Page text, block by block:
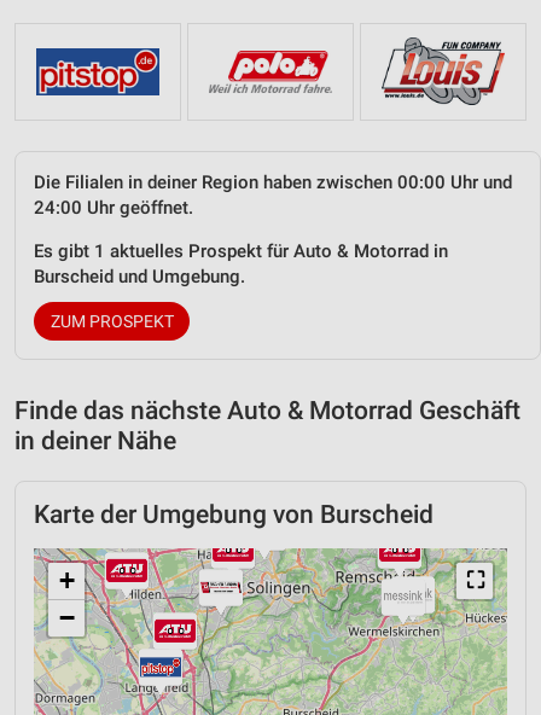
Die Filialen in deiner Region haben zwischen 00:00 Uhr und
24:00 Uhr geöffnet.
Es gibt 1 aktuelles Prospekt für Auto & Motorrad in
Burscheid und Umgebung.
ZUM PROSPEKT
Finde das nächste Auto & Motorrad Geschäft
in deiner Nähe
Karte der Umgebung von Burscheid
⛶
+
−